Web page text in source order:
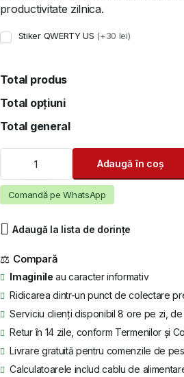
productivitate zilnica.
Stiker QWERTY US (+30 lei)
Total produs
Total opțiuni
Total general
ThinkPad
L15
Gen
3
1245U
Adaugă în coș
Comandă pe WhatsApp
Adaugă la lista de dorințe
⚖
Imaginile au caracter informativ
Ridicarea dintr-un punct de colectare
Serviciu clienți disponibil 8 ore pe zi, de
Retur în 14 zile, conform Termenilor și
Livrare gratuită pentru comenzile de
Calculatoarele includ cablu de